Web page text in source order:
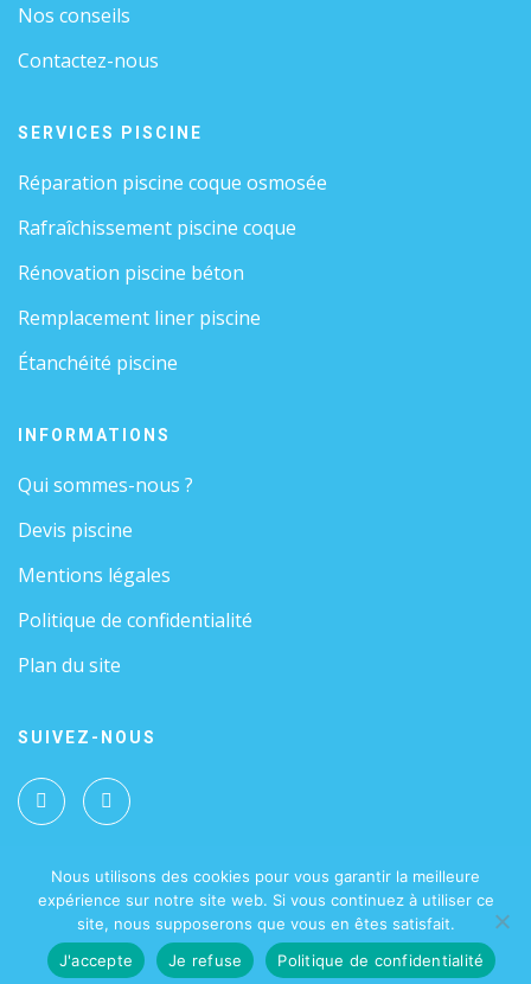
Nos conseils
Contactez-nous
SERVICES PISCINE
Réparation piscine coque osmosée
Rafraîchissement piscine coque
Rénovation piscine béton
Remplacement liner piscine
Étanchéité piscine
INFORMATIONS
Qui sommes-nous ?
Devis piscine
Mentions légales
Politique de confidentialité
Plan du site
SUIVEZ-NOUS
Revtech composites 2026 © - Tous droits réservés.
Site réalisé par WPCréations
Nous utilisons des cookies pour vous garantir la meilleure
expérience sur notre site web. Si vous continuez à utiliser ce
site, nous supposerons que vous en êtes satisfait.
J'accepte
Je refuse Politique de confidentialité